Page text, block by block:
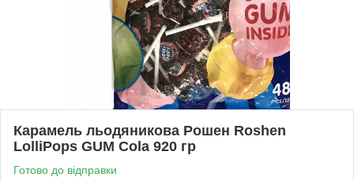
Карамель льодяникова Рошен Roshen
LolliPops GUM Cola 920 гр
Готово до відправки